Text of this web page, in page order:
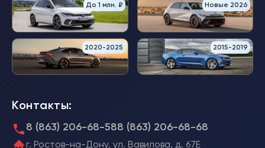
До 1 млн. ₽ Новые 2026
2020-2025 2015-2019
Контакты:
8 (863) 206-68-588 (863) 206-68-68
г. Ростов-на-Дону, ул. Вавилова, д. 67Е